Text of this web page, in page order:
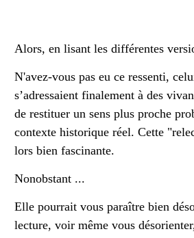
Alors, en lisant les différentes
N'avez-vous pas eu ce ressenti,
s’adressaient finalement à des
de restituer un sens plus proche
contexte historique réel. Cette
lors bien fascinante.
Nonobstant ...
Elle pourrait vous paraître bien
lecture, voir même vous